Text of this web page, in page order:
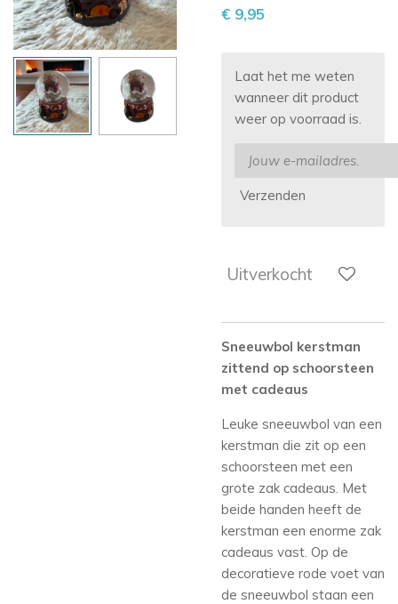
€ 9,95
Laat het me weten
wanneer dit product
weer op voorraad is.
Verzenden
Uitverkocht
Sneeuwbol kerstman
zittend op schoorsteen
met cadeaus
Leuke sneeuwbol van een
kerstman die zit op een
schoorsteen met een
grote zak cadeaus. Met
beide handen heeft de
kerstman een enorme zak
cadeaus vast. Op de
decoratieve rode voet van
de sneeuwbol staan een